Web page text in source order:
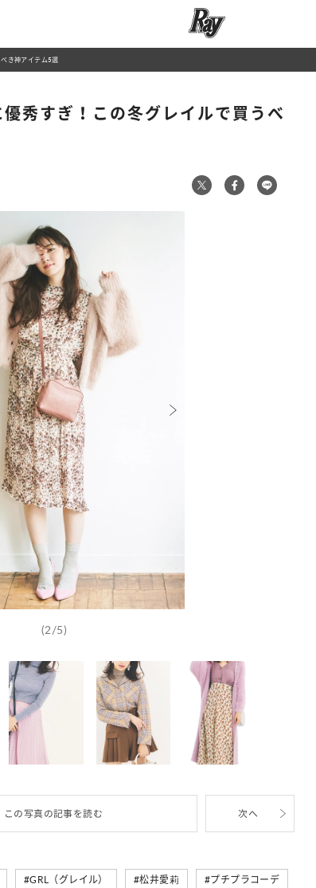
き神アイテム5選
優秀すぎ！この冬グレイルで買うべ
(2/5)
この写真の記事を読む 次へ
GRL（グレイル） 松井愛莉 プチプラコーデ